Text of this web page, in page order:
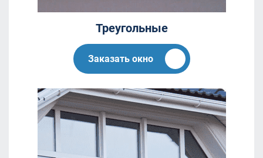
Треугольные
Заказать окно